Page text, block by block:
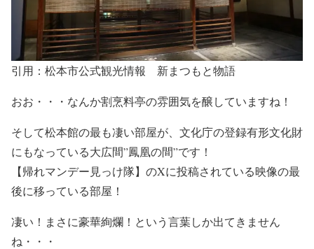
引用：松本市公式観光情報 新まつもと物語
おお・・・なんか割烹料亭の雰囲気を醸していますね！
そして松本館の最も凄い部屋が 、文化庁の登録有形文化財
にもなっている大広間”鳳凰の間”です！
【帰れマンデー見っけ隊】 のXに投稿されている映像の最
後に移っている部屋！
凄い！ まさに豪華絢爛 ！ という言葉しか出てきません
ね・・・